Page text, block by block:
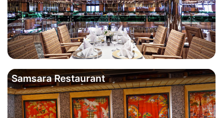
Samsara Restaurant